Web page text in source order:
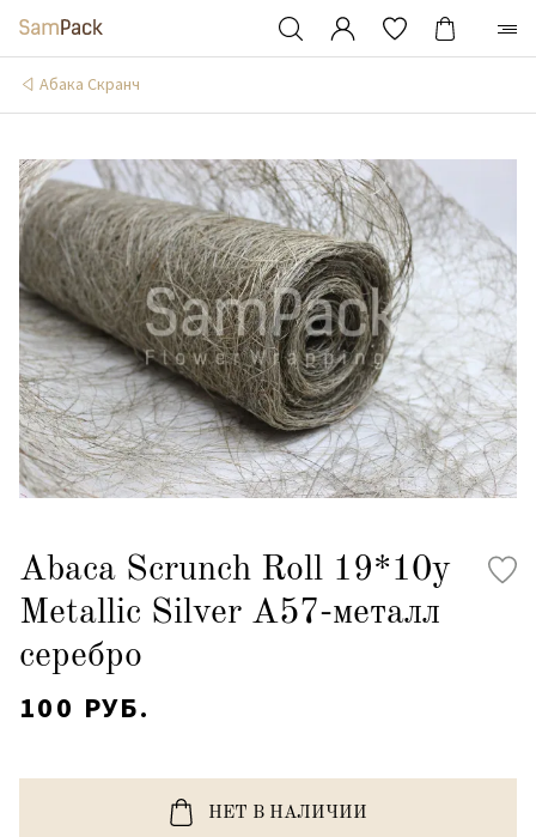
Абака Скранч
Abaca Scrunch Roll 19*10y
Metallic Silver A57-металл
серебро
100 РУБ.
НЕТ В НАЛИЧИИ